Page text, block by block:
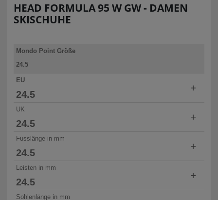
HEAD FORMULA 95 W GW - DAMEN
SKISCHUHE
Mondo Point Größe
24.5
25.0
25.5
26.0
26.5
EU
24.5
38 2/3
25.0
25.5
40
26.0
40 2/3
+
UK
24.5
5.5
25.0
25.5
6.5
+
Fusslänge in mm
24.5
238 - 244
25.0
+
Leisten in mm
24.5
96
+
Sohlenlänge in mm